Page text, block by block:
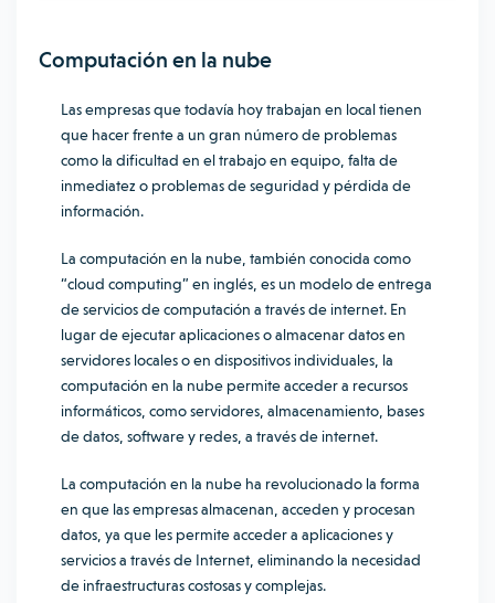
Computación en la nube
Las empresas que todavía hoy trabajan en local tienen
que hacer frente a un gran número de problemas
como la dificultad en el trabajo en equipo, falta de
inmediatez o problemas de seguridad y pérdida de
información.
La computación en la nube, también conocida como
“cloud computing” en inglés, es un modelo de entrega
de servicios de computación a través de internet. En
lugar de ejecutar aplicaciones o almacenar datos en
servidores locales o en dispositivos individuales, la
computación en la nube permite acceder a recursos
informáticos, como servidores, almacenamiento, bases
de datos, software y redes, a través de internet.
La computación en la nube ha revolucionado la forma
en que las empresas almacenan, acceden y procesan
datos, ya que les permite acceder a aplicaciones y
servicios a través de Internet, eliminando la necesidad
de infraestructuras costosas y complejas.